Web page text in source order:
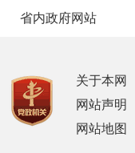
省内政府网站
关于本网
网站声明
网站地图